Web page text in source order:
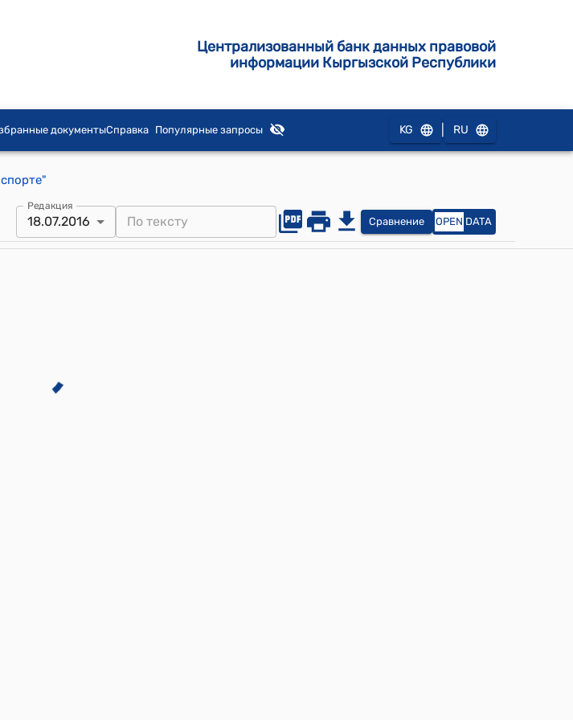
Централизованный банк данных правовой
информации Кыргызской Республики
документыСправка Популярные запросы KG RU
Редакция
18.07.2016 Сравнение OPEN DATA